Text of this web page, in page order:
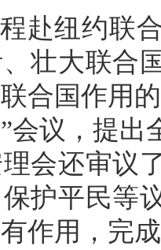
赴纽约联
壮大联合
合国作用
会议，提
会还审议
护平民等
作用，完